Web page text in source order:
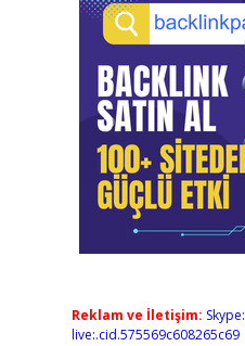
Reklam ve İletişim: Skype:
live:.cid.575569c608265c69